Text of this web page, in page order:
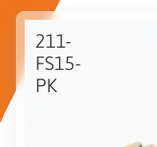
211-
FS15-
PK
$